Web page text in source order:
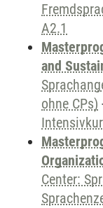
A2.1
and
ohne CPs)
Center: